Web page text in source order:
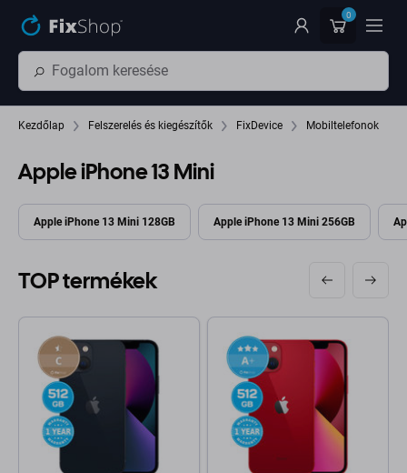
0
Kezdőlap Felszerelés és kiegészítők FixDevice Mobiltelefonok
Apple iPhone 13 Mini
Apple iPhone 13 Mini 128GB Apple iPhone 13 Mini 256GB
TOP termékek